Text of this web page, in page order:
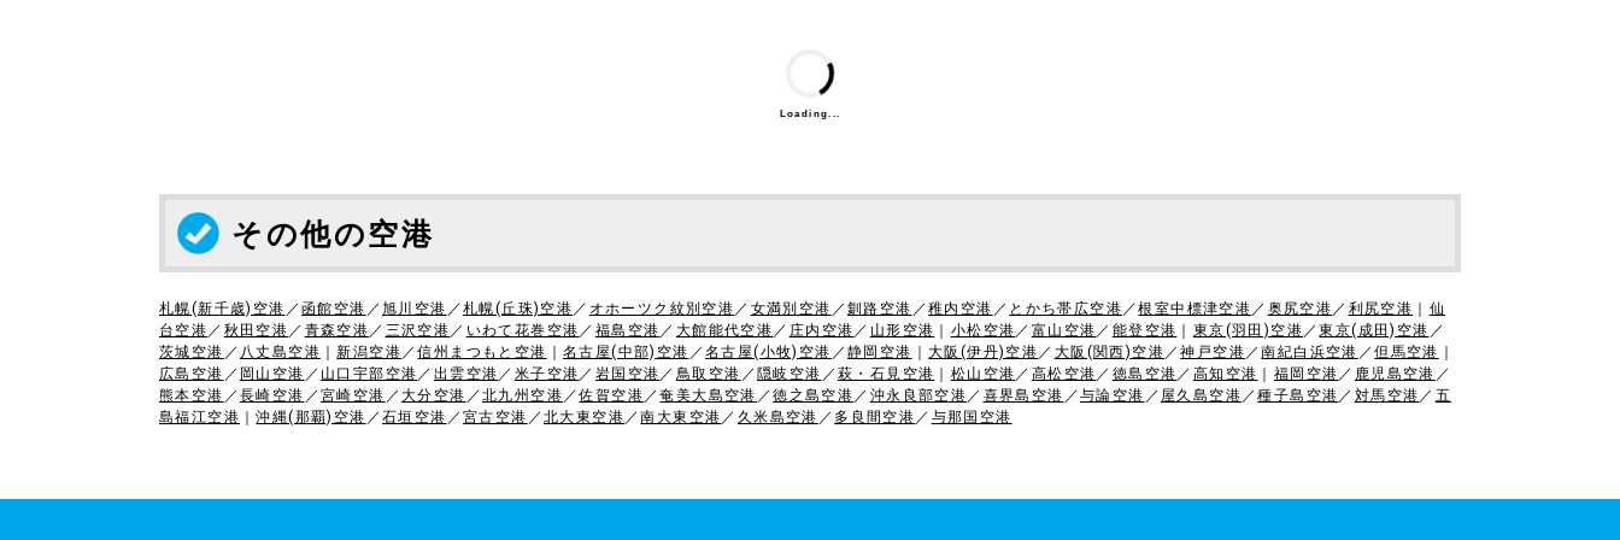
Loading...
その他の空港
札幌(新千歳)空港 ／函館空港 ／旭川空港 ／札幌(丘珠)空港／ オホーツク紋別空港／ 女満別空港 ／釧路空港 ／稚内空港 ／ とかち帯広空港／根室中標津空港／ 奥尻空港／ 利尻空港 ｜ 仙
台空港／ 秋田空港／ 青森空港／ 三沢空港／ いわて花巻空港／ 福島空港／ 大館能代空港／ 庄内空港／ 山形空港 ｜ 小松空港／ 富山空港／ 能登空港 ｜ 東京(羽田)空港／東京(成田)空港 ／
茨城空港 ／ 八丈島空港 ｜新潟空港／信州まつもと空港 ｜名古屋(中部)空港 ／名古屋(小牧)空港 ／静岡空港 ｜大阪(伊丹)空港／ 大阪(関西)空港／神戸空港／南紀白浜空港 ／但馬空港 ｜
広島空港 ／ 岡山空港 ／ 山口宇部空港／ 出雲空港／ 米子空港／ 岩国空港／ 鳥取空港 ／隠岐空港 ／萩・石見空港 ｜ 松山空港／ 高松空港／ 徳島空港／ 高知空港 ｜ 福岡空港／ 鹿児島空港 ／
熊本空港 ／長崎空港 ／宮崎空港 ／大分空港 ／北九州空港／佐賀空港／奄美大島空港 ／徳之島空港／ 沖永良部空港／ 喜界島空港 ／与論空港 ／ 屋久島空港／種子島空港／ 対馬空港／ 五
島福江空港 ｜沖縄(那覇)空港 ／石垣空港 ／宮古空港 ／北大東空港／南大東空港／ 久米島空港 ／ 多良間空港／ 与那国空港